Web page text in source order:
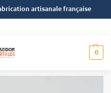
artisanale française
0